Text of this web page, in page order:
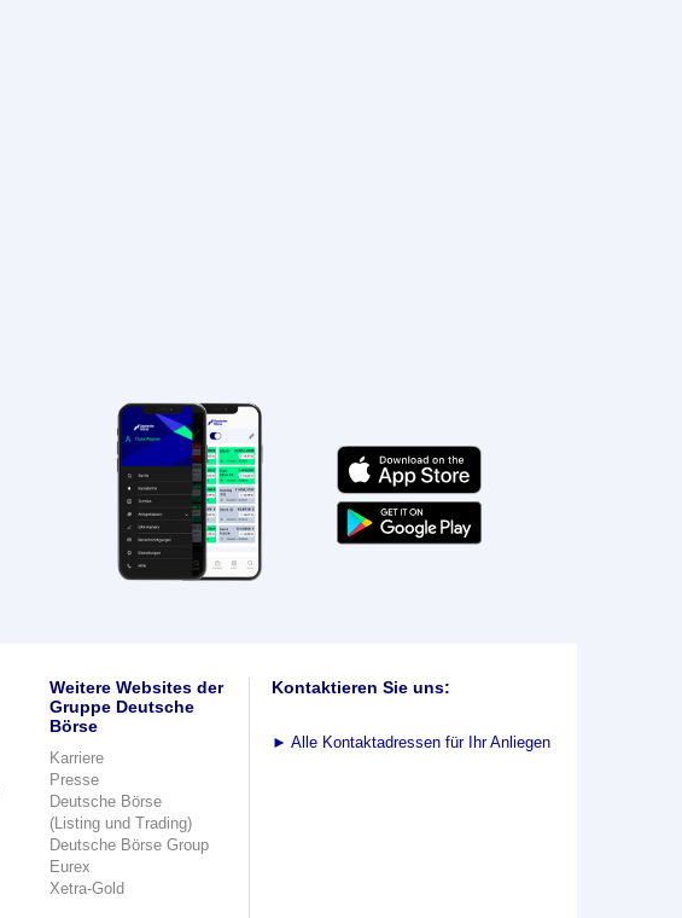
Weitere Websites der
Gruppe Deutsche
Börse
Karriere
Presse
Deutsche Börse
(Listing und Trading)
Deutsche Börse Group
Eurex
Xetra-Gold
Kontaktieren Sie uns:
► Alle Kontaktadressen für Ihr Anliegen